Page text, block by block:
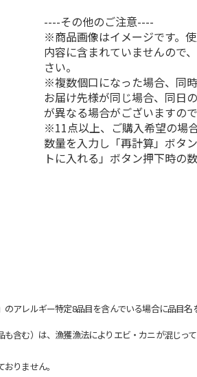
----その他のご注意----
※商品画像はイメージです。
内容に含まれていませんので
さい。
※複数個口になった場合、同
お届け先様が同じ場合、同日
が異なる場合がございますの
※11点以上、ご購入希望の場
数量を入力し「再計算」ボタ
トに入れる」ボタン押下時の
アレルギー特定8品目を含んでいる場合に品目名
む）は、漁獲漁法によりエビ・カニが混じっ
りません。